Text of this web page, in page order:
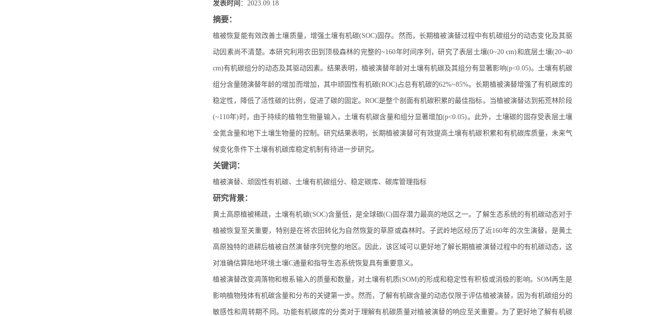
发表时间 ：2023.09.18
摘要：
植被恢复能有效改善土壤质量，增强土壤有机碳(SOC)固存。然而，长期植被演替过程中有机碳组分的动态变化及其驱
动因素尚不清楚。本研究利用农田到顶极森林的完整的~160年时间序列，研究了表层土壤(0~20 cm)和底层土壤(20~40
cm)有机碳组分的动态及其驱动因素。结果表明，植被演替年龄对土壤有机碳及其组分有显著影响(p<0.05)。土壤有机碳
组分含量随演替年龄的增加而增加，其中顽固性有机碳(ROC)占总有机碳的62%~85%。长期植被演替增强了有机碳库的
稳定性，降低了活性碳的比例，促进了碳的固定。ROC是整个剖面有机碳积累的最佳指标。当植被演替达到拓荒林阶段
(~110年)时，由于持续的植物生物量输入，土壤有机碳含量和组分显著增加(p<0.05)。此外，土壤碳的固存受表层土壤
全氮含量和地下土壤生物量的控制。研究结果表明，长期植被演替可有效提高土壤有机碳积累和有机碳库质量，未来气
候变化条件下土壤有机碳库稳定机制有待进一步研究。
关键词：
植被演替、顽固性有机碳、土壤有机碳组分、稳定碳库、碳库管理指标
研究背景：
黄土高原植被稀疏，土壤有机碳(SOC)含量低，是全球碳(C)固存潜力最高的地区之一。了解生态系统的有机碳动态对于
植被恢复至关重要，特别是在将农田转化为自然恢复的草原或森林时。子武岭地区经历了近160年的次生演替，是黄土
高原独特的退耕后植被自然演替序列完整的地区。因此，该区域可以更好地了解长期植被演替过程中的有机碳动态，这
对准确估算陆地环境土壤C通量和指导生态系统恢复具有重要意义。
植被演替改变凋落物和根系输入的质量和数量，对土壤有机质(SOM)的形成和稳定性有积极或消极的影响。SOM再生是
影响植物残体有机碳含量和分布的关键第一步。然而，了解有机碳含量的动态仅限于评估植被演替，因为有机碳组分的
敏感性和周转期不同。功能有机碳库的分类对于理解有机碳质量对植被演替的响应至关重要。为了更好地了解有机碳